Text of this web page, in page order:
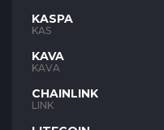
KASPA
KAS
KAVA
KAVA
CHAINLINK
LINK